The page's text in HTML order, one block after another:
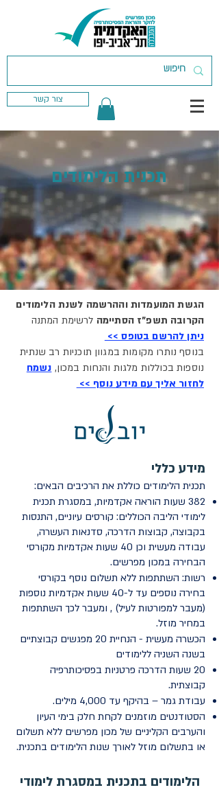
צור קשר
תכנית הלימודים
הגשת המועמדות וההרשמה לשנת הלימודים
הקרובה תשפ"ז הסתיימה לרשימת המתנה
ניתן להרשם בטופס >>
בנוסף נותרו מקומות במגוון תוכניות רב שנתית
נוספות בכוללות מלגות והנחות במכון, נשמח
לחזור אליך עם מידע נוסף >>
מידע כללי
תכנית הלימודים כוללת את הרכיבים הבאים:
382 שעות הוראה אקדמיות, במסגרת תכנית
לימודי הליבה הכוללים: קורסים עיוניים, התנסות
בקבוצה, קבוצות הדרכה, סדנאות העשרה,
עבודה מעשית וכן 40 שעות אקדמיות מקורסי
הבחירה במכון מפרשים.
רשות: השתתפות ללא תשלום נוסף בקורסי
בחירה נוספים עד ל-40 שעות אקדמיות נוספות
(מעבר למפורטות לעיל) , ומעבר לכך השתתפות
במחיר מוזל.
הכשרה מעשית - הנחיית 20 מפגשים קבוצתיים
בשנה השניה ללימודים
20 שעות הדרכה פרטניות בפסיכותרפיה
קבוצתית.
עבודת גמר – בהיקף עד 4,000 מילים.
הסטודנטים מוזמנים לקחת חלק בימי העיון
והערבים הקליניים של מכון מפרשים ללא תשלום
או בתשלום מוזל לאורך שנות הלימודים בתכנית.
הלימודים בתכנית במסגרת לימודי